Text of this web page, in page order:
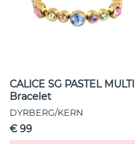
CALICE SG PASTEL MULTI
Bracelet
DYRBERG/KERN
€ 99